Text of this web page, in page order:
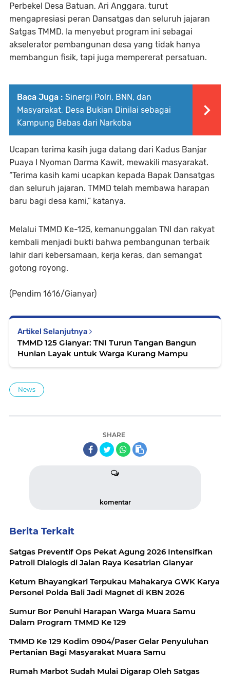
Perbekel Desa Batuan, Ari Anggara, turut
mengapresiasi peran Dansatgas dan seluruh jajaran
Satgas TMMD. Ia menyebut program ini sebagai
akselerator pembangunan desa yang tidak hanya
membangun fisik, tapi juga mempererat persatuan.
Baca Juga : Sinergi Polri, BNN, dan
Masyarakat, Desa Bukian Dinilai sebagai
Kampung Bebas dari Narkoba
Ucapan terima kasih juga datang dari Kadus Banjar
Puaya I Nyoman Darma Kawit, mewakili masyarakat.
“Terima kasih kami ucapkan kepada Bapak Dansatgas
dan seluruh jajaran. TMMD telah membawa harapan
baru bagi desa kami,” katanya.
Melalui TMMD Ke-125, kemanunggalan TNI dan rakyat
kembali menjadi bukti bahwa pembangunan terbaik
lahir dari kebersamaan, kerja keras, dan semangat
gotong royong.
(Pendim 1616/Gianyar)
Artikel Selanjutnya
TMMD 125 Gianyar: TNI Turun Tangan Bangun
Hunian Layak untuk Warga Kurang Mampu
News
SHARE
komentar
Berita Terkait
Satgas Preventif Ops Pekat Agung 2026 Intensifkan
Patroli Dialogis di Jalan Raya Kesatrian Gianyar
Ketum Bhayangkari Terpukau Mahakarya GWK Karya
Personel Polda Bali Jadi Magnet di KBN 2026
Sumur Bor Penuhi Harapan Warga Muara Samu
Dalam Program TMMD Ke 129
TMMD Ke 129 Kodim 0904/Paser Gelar Penyuluhan
Pertanian Bagi Masyarakat Muara Samu
Rumah Marbot Sudah Mulai Digarap Oleh Satgas